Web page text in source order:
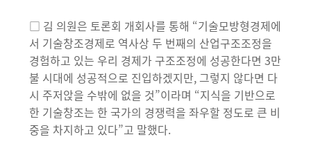
□ 김 의원은 토론회 개회사를 통해 “기술모방형경제에
서 기술창조경제로 역사상 두 번째의 산업구조조정을
경험하고 있는 우리 경제가 구조조정에 성공한다면 3만
불 시대에 성공적으로 진입하겠지만, 그렇지 않다면 다
시 주저앉을 수밖에 없을 것”이라며 “지식을 기반으로
한 기술창조는 한 국가의 경쟁력을 좌우할 정도로 큰 비
중을 차지하고 있다”고 말했다.